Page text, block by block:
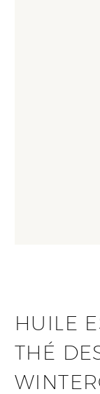
HUILE
THÉ